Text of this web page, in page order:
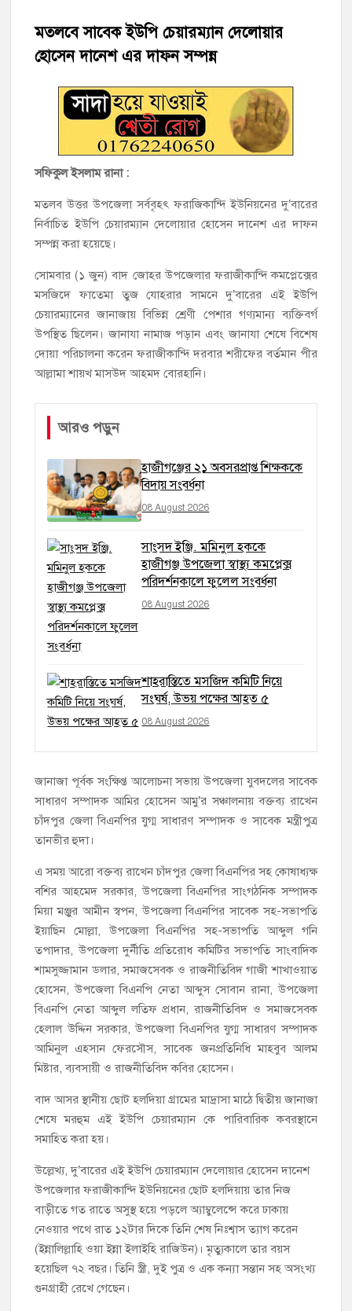
হাজীগঞ্জ পৌরসভার মেয়র প্রার্থী অ্যাড. টিটু টোরাগড় পূর্বপাড়া জামে
হাজীগঞ্জে শিক্ষার্থীদের লেখাপড়ার মানোন্নয়নে ও উপস্থিতি নিশ্চিতকরণে
হাজীগঞ্জে অস্বাস্থ্যকর পরিবেশে খাবার প্রস্তুত: ২ হোটেলকে ৪৫ হাজার
টাকা জরিমানা
হাজীগঞ্জে ৬ বছরের শিশুকে ধর্ষণের অভিযোগে কেয়ারটেকার আটক
মতলবে সাবেক ইউপি চেয়ারম্যান দেলোয়ার
হোসেন দানেশ এর দাফন সম্পন্ন
সফিকুল ইসলাম রানা :
মতলব উত্তর উপজেলা সর্ববৃহৎ ফরাজিকান্দি ইউনিয়নের দু’বারের
নির্বাচিত ইউপি চেয়ারম্যান দেলোয়ার হোসেন দানেশ এর দাফন
সম্পন্ন করা হয়েছে।
সোমবার (১ জুন) বাদ জোহর উপজেলার ফরাজীকান্দি কমপ্লেক্সের
মসজিদে ফাতেমা তুজ যোহরার সামনে দু’বারের এই ইউপি
চেয়ারম্যানের জানাজায় বিভিন্ন শ্রেণী পেশার গণ্যমান্য ব্যক্তিবর্গ
উপস্থিত ছিলেন। জানাযা নামাজ পড়ান এবং জানাযা শেষে বিশেষ
দোয়া পরিচালনা করেন ফরাজীকান্দি দরবার শরীফের বর্তমান পীর
আল্লামা শায়খ মাসউদ আহমদ বোরহানি।
আরও পড়ুন
হাজীগঞ্জের ২১ অবসরপ্রাপ্ত শিক্ষককে
বিদায় সংবর্ধনা
08 August 2026
সাংসদ ইঞ্জি. মমিনুল হককে
হাজীগঞ্জ উপজেলা স্বাস্থ্য কমপ্লেক্স
পরিদর্শনকালে ফুলেল সংবর্ধনা
08 August 2026
শাহরাস্তিতে মসজিদ কমিটি নিয়ে
সংঘর্ষ, উভয় পক্ষের আহত ৫
08 August 2026
জানাজা পূর্বক সংক্ষিপ্ত আলোচনা সভায় উপজেলা যুবদলের সাবেক
সাধারণ সম্পাদক আমির হোসেন আমু’র সঞ্চালনায় বক্তব্য রাখেন
চাঁদপুর জেলা বিএনপির যুগ্ম সাধারণ সম্পাদক ও সাবেক মন্ত্রীপুত্র
তানভীর হুদা।
এ সময় আরো বক্তব্য রাখেন চাঁদপুর জেলা বিএনপির সহ কোষাধ্যক্ষ
বশির আহমেদ সরকার, উপজেলা বিএনপির সাংগঠনিক সম্পাদক
মিয়া মঞ্জুর আমীন স্বপন, উপজেলা বিএনপির সাবেক সহ-সভাপতি
ইয়াছিন মোল্লা, উপজেলা বিএনপির সহ-সভাপতি আব্দুল গনি
তপাদার, উপজেলা দুর্নীতি প্রতিরোধ কমিটির সভাপতি সাংবাদিক
শামসুজ্জামান ডলার, সমাজসেবক ও রাজনীতিবিদ গাজী শাখাওয়াত
হোসেন, উপজেলা বিএনপি নেতা আব্দুস সোবান রানা, উপজেলা
বিএনপি নেতা আব্দুল লতিফ প্রধান, রাজনীতিবিদ ও সমাজসেবক
হেলাল উদ্দিন সরকার, উপজেলা বিএনপির যুগ্ম সাধারণ সম্পাদক
আমিনুল এহসান ফেরসৌস, সাবেক জনপ্রতিনিধি মাহবুব আলম
মিষ্টার, ব্যবসায়ী ও রাজনীতিবিদ কবির হোসেন।
বাদ আসর স্থানীয় ছোট হলদিয়া গ্রামের মাদ্রাসা মাঠে দ্বিতীয় জানাজা
শেষে মরহুম এই ইউপি চেয়ারম্যান কে পারিবারিক কবরস্থানে
সমাহিত করা হয়।
উল্লেখ্য, দু’বারের এই ইউপি চেয়ারম্যান দেলোয়ার হোসেন দানেশ
উপজেলার ফরাজীকান্দি ইউনিয়নের ছোট হলদিয়ায় তার নিজ
বাড়ীতে গত রাতে অসুস্থ হয়ে পড়লে অ্যাম্বুলেন্সে করে ঢাকায়
নেওয়ার পথে রাত ১২টার দিকে তিনি শেষ নিঃশ্বাস ত্যাগ করেন
(ইন্নালিল্লাহি ওয়া ইন্না ইলাইহি রাজিউন)। মৃত্যুকালে তার বয়স
হয়েছিল ৭২ বছর। তিনি স্ত্রী, দুই পুত্র ও এক কন্যা সন্তান সহ অসংখ্য
গুনগ্রাহী রেখে গেছেন।